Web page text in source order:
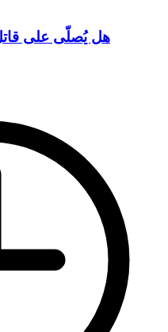
هل يُصلّى على